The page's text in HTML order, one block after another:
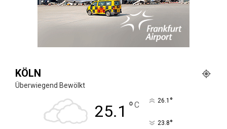
KÖLN
Überwiegend Bewölkt
25.1 °C 26.1 °
23.8°